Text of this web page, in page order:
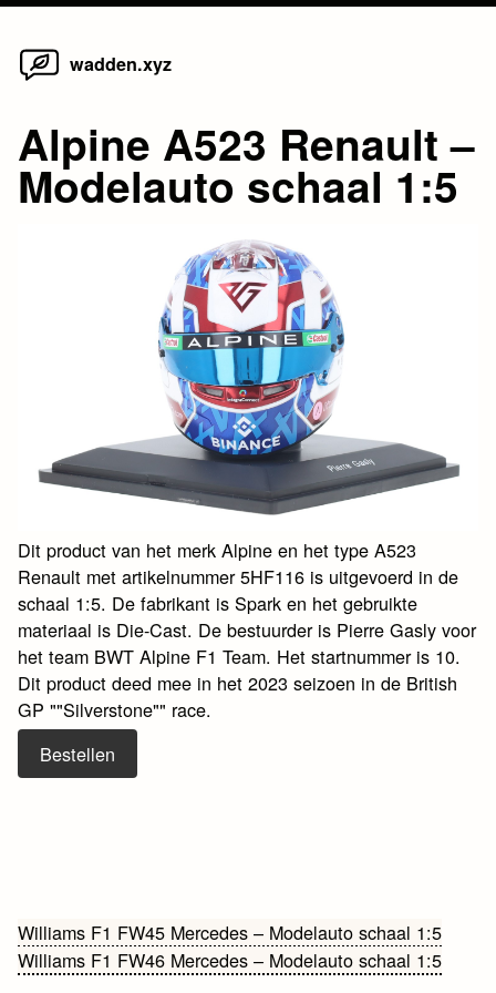
Skip
wadden.xyz
Alpine A523 Renault –
Modelauto schaal 1:5
Dit product van het merk Alpine en het type A523
Renault met artikelnummer 5HF116 is uitgevoerd in de
schaal 1:5. De fabrikant is Spark en het gebruikte
materiaal is Die-Cast. De bestuurder is Pierre Gasly voor
het team BWT Alpine F1 Team. Het startnummer is 10.
Dit product deed mee in het 2023 seizoen in de British
GP ""Silverstone"" race.
Bestellen
Bericht
navigatie
Williams F1 FW45 Mercedes – Modelauto schaal 1:5
Williams F1 FW46 Mercedes – Modelauto schaal 1:5